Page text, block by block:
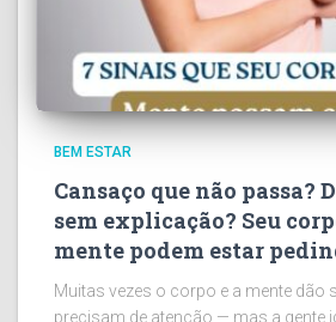
BEM ESTAR
Cansaço que não passa?
sem explicação? Seu
mente podem estar
Muitas vezes o corpo e a mente dão
precisam de atenção — mas a gente